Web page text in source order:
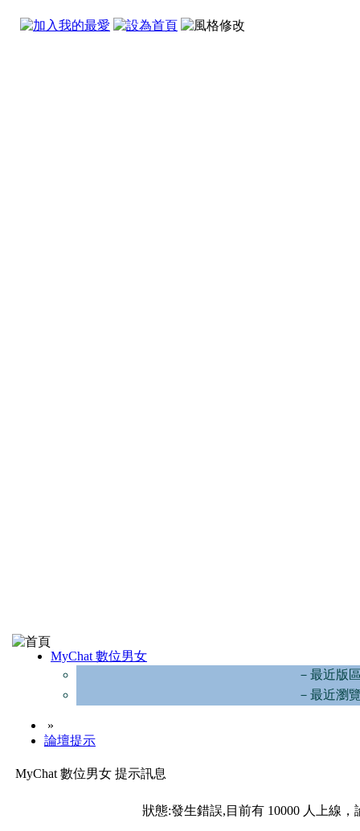
MyChat 數位男女
－最近版
－最近瀏
»
論壇提示
MyChat 數位男女 提示訊息
狀態:發生錯誤,目前有 10000 人上線